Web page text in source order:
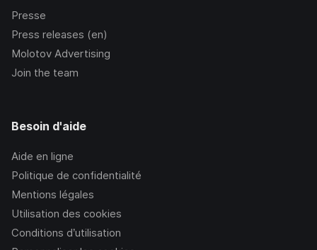
Presse
Press releases (en)
Molotov Advertising
Join the team
Besoin d'aide
Aide en ligne
Politique de confidentialité
Mentions légales
Utilisation des cookies
Conditions d’utilisation